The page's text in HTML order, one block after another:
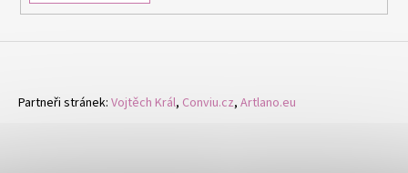
Partneři stránek: Vojtěch Král, Conviu.cz, Artlano.eu